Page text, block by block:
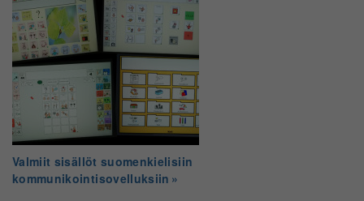
Valmiit sisällöt suomenkielisiin
kommunikointisovelluksiin